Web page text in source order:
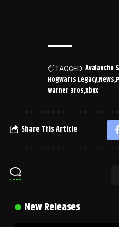
TAGGED: Avalanche
Hogwarts LegacyNews
Warner BrosXbox
Share This Article
New Releases